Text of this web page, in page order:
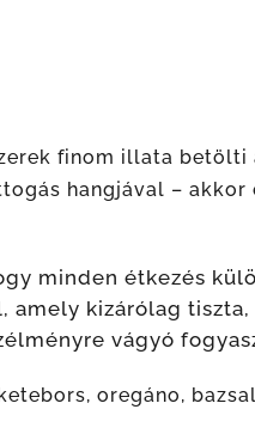
finom illata
hangjával –
minden étkezés
kizárólag
vágyó
oregáno,